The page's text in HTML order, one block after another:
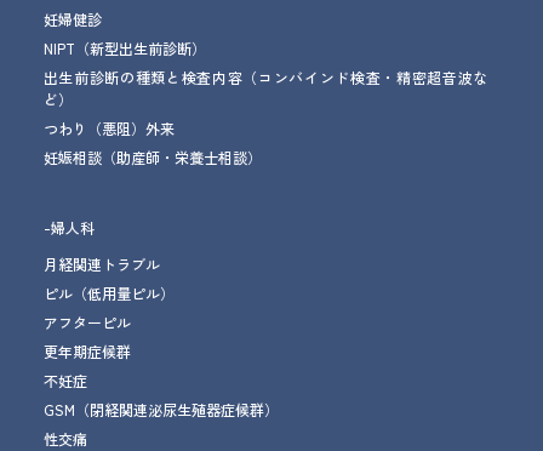
妊婦健診
NIPT（新型出生前診断）
出生前診断の種類と検査内容（コンバインド検査・精密超音波な
ど）
つわり（悪阻）外来
妊娠相談（助産師・栄養士相談）
-婦人科
月経関連トラブル
ピル（低用量ピル）
アフターピル
更年期症候群
不妊症
GSM （閉経関連泌尿生殖器症候群）
性交痛